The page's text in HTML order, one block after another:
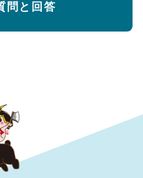
問と回答